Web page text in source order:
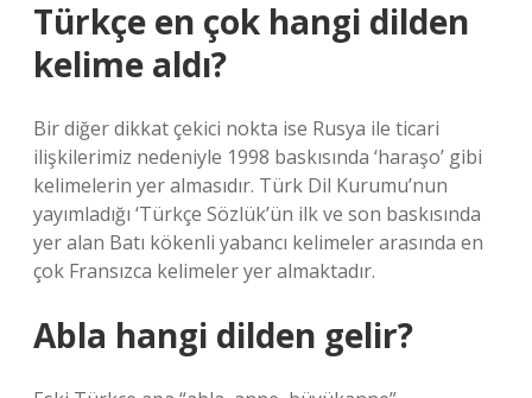
Türkçe en çok hangi dilden
kelime aldı?
Bir diğer dikkat çekici nokta ise Rusya ile ticari
ilişkilerimiz nedeniyle 1998 baskısında ‘haraşo’ gibi
kelimelerin yer almasıdır. Türk Dil Kurumu’nun
yayımladığı ‘Türkçe Sözlük’ün ilk ve son baskısında
yer alan Batı kökenli yabancı kelimeler arasında en
çok Fransızca kelimeler yer almaktadır.
Abla hangi dilden gelir?